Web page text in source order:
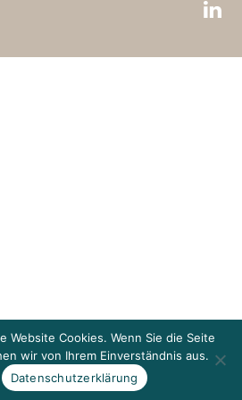
Website Cookies. Wenn Sie die Seite
wir von Ihrem Einverständnis aus.
Datenschutzerklärung